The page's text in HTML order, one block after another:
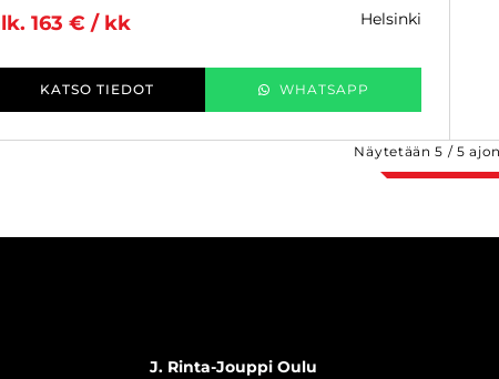
163 € / kk
helsinki
KATSO TIEDOT WHATSAPP
Näytetään5 /5
J. Rinta-Jouppi Oulu